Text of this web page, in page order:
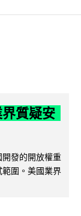
質疑安
發的開放權重
圍。美國業界